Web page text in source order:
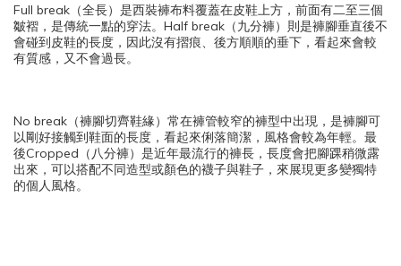
Full break（全長）是西裝褲布料覆蓋在皮鞋上方，前面有二至三個
皺褶，是傳統一點的穿法。Half break（九分褲）則是褲腳垂直後不
會碰到皮鞋的長度，因此沒有摺痕、後方順順的垂下，看起來會較
有質感，又不會過長。
No break（褲腳切齊鞋緣）常在褲管較窄的褲型中出現，是褲腳可
以剛好接觸到鞋面的長度，看起來俐落簡潔，風格會較為年輕。最
後Cropped（八分褲）是近年最流行的褲長，長度會把腳踝稍微露
出來，可以搭配不同造型或顏色的襪子與鞋子，來展現更多變獨特
的個人風格。